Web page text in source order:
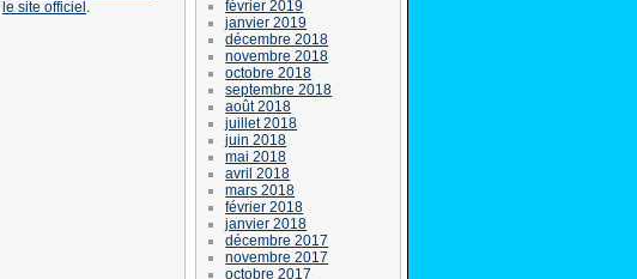
le site officiel .
février 2019
janvier 2019
décembre 2018
novembre 2018
octobre 2018
septembre 2018
août 2018
juillet 2018
juin 2018
mai 2018
avril 2018
mars 2018
février 2018
janvier 2018
décembre 2017
novembre 2017
octobre 2017